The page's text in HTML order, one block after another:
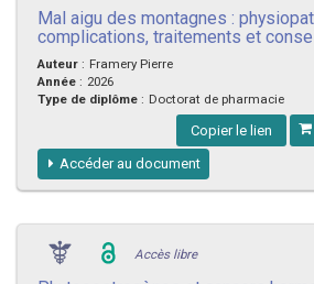
Mal aigu des montagnes :
complications, traitements et
Auteur : Framery Pierre
Année : 2026
Type de diplôme : Doctorat de pharmacie
Copier le lien
Accéder au document
Accès libre